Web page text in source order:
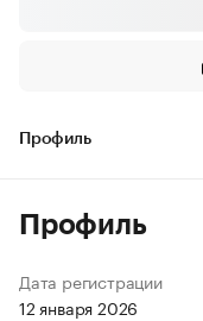
Профиль
Профиль
Дата регистрации
12 января 2026